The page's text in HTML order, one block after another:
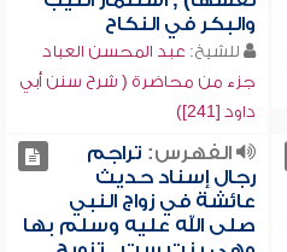
والبكر في النكاح
للشيخ: عبد المحسن العباد
جزء من محاضرة ( شرح سنن أبي
داود [241])
الفهرس: تراجم
رجال إسناد حديث
عائشة في زواج النبي
صلى الله عليه وسلم بها